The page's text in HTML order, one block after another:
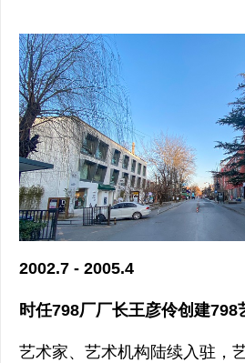
2002.7 - 2005.4
时任798厂厂长王彦伶创建798
艺术家、艺术机构陆续入驻，